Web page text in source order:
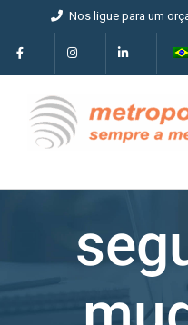
conteúdo
Nos ligue para um